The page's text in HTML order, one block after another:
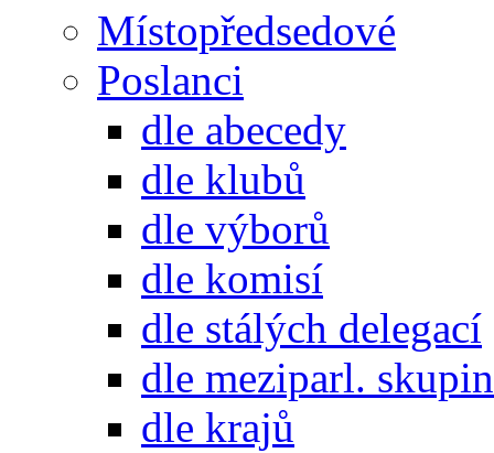
Místopředsedové
Poslanci
dle abecedy
dle klubů
dle výborů
dle komisí
dle stálých delegací
dle meziparl. skupin
dle krajů